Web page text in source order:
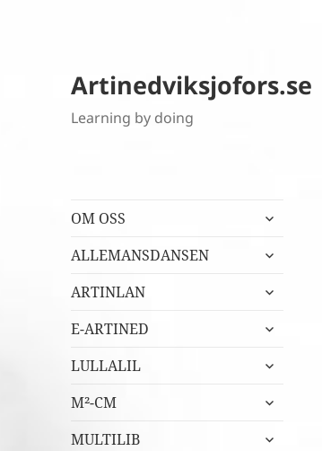
Artinedviksjofors.se
Learning by doing
OM OSS
expandera
ALLEMANSDANSEN
expandera
ARTINLAN
expandera
E-ARTINED
expandera
LULLALIL
expandera
M²-CM
expandera
MULTILIB
expandera